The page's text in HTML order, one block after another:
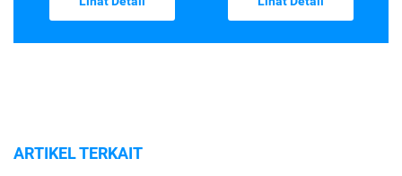
ARTIKEL TERKAIT